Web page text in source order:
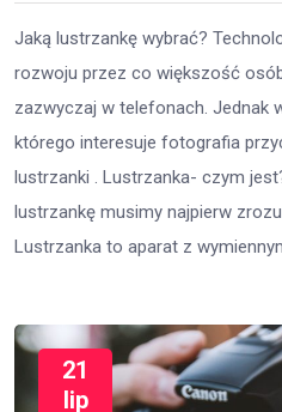
Jaką lustrzankę wybrać?
rozwoju przez co większość
zazwyczaj w telefonach. Jednak
którego interesuje fotografia
lustrzanki . Lustrzanka- czym
lustrzankę musimy najpierw
Lustrzanka to aparat z
21
lip